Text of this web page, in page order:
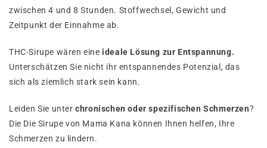
zwischen 4 und 8 Stunden. Stoffwechsel, Gewicht und
Zeitpunkt der Einnahme ab.
THC-Sirupe wären eineideale Lösung zur Entspannung.
Unterschätzen Sie nicht ihr entspannendes Potenzial, das
sich als ziemlich stark sein kann.
Leiden Sie unterchronischen oder spezifischen Schmerzen?
Die Die Sirupe von Mama Kana können Ihnen helfen, Ihre
Schmerzen zu lindern.